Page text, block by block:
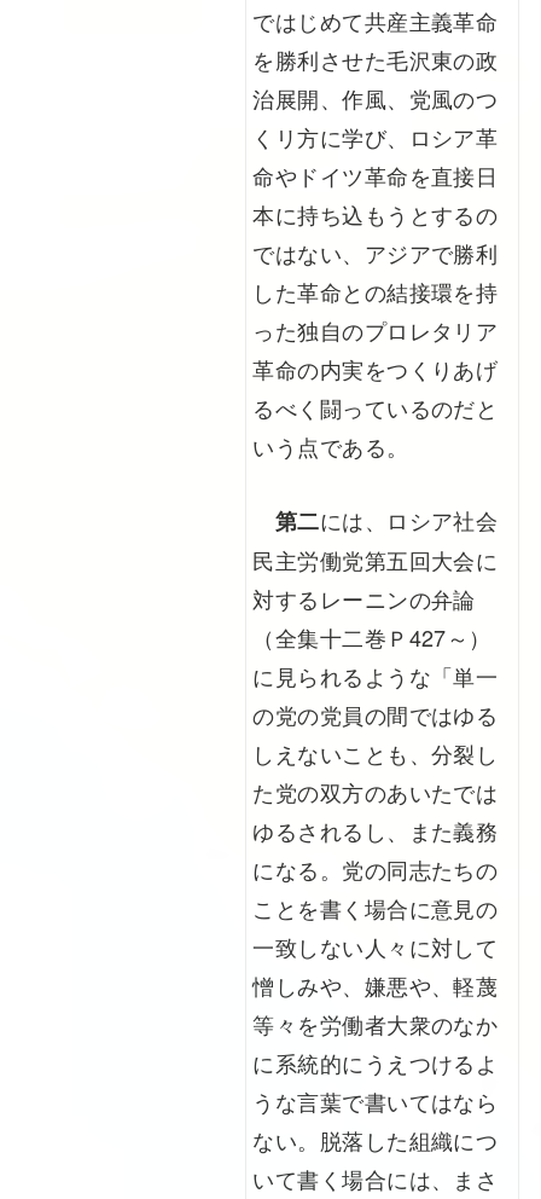
ではじめて共産主義革命
を勝利させた毛沢東の政
治展開、作風、党風のつ
くリ方に学び、ロシア革
命やドイツ革命を直接日
本に持ち込もうとするの
ではない、アジアで勝利
した革命との結接環を持
った独自のプロレタリア
革命の内実をつくりあげ
るべく闘っているのだと
いう点である。
第二には、ロシア社会
民主労働党第五回大会に
対するレーニンの弁論
（全集十二巻Ｐ427～）
に見られるような「単一
の党の党員の間ではゆる
しえないことも、分裂し
た党の双方のあいたでは
ゆるされるし、また義務
になる。党の同志たちの
ことを書く場合に意見の
一致しない人々に対して
憎しみや、嫌悪や、軽蔑
等々を労働者大衆のなか
に系統的にうえつけるよ
うな言葉で書いてはなら
ない。脱落した組織につ
いて書く場合には、まさ